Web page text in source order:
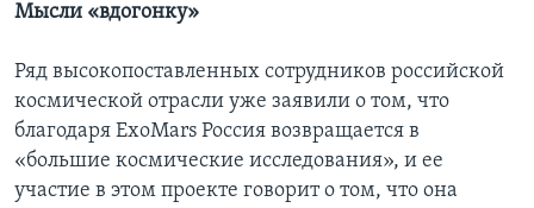
Мысли «вдогонку»
Ряд высокопоставленных сотрудников российской
космической отрасли уже заявили о том, что
благодаря ExoMars Россия возвращается в
«большие космические исследования», и ее
участие в этом проекте говорит о том, что она